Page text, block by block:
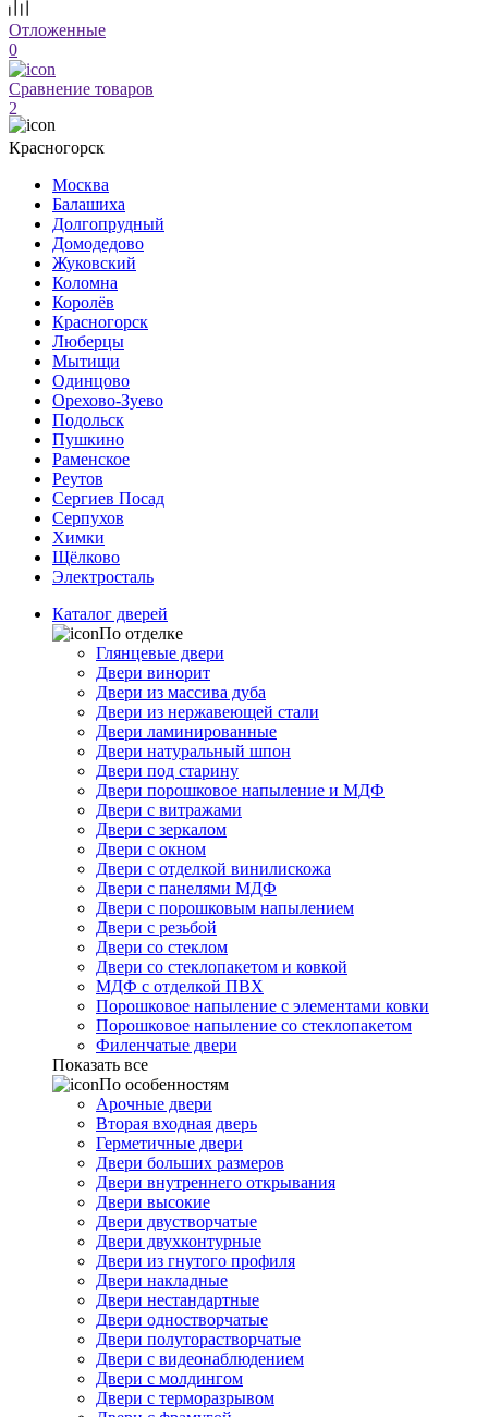
Отложенные
0
Сравнение товаров
2
Красногорск
Москва
Балашиха
Долгопрудный
Домодедово
Жуковский
Коломна
Королёв
Красногорск
Люберцы
Мытищи
Одинцово
Орехово-Зуево
Подольск
Пушкино
Раменское
Реутов
Сергиев Посад
Серпухов
Химки
Щёлково
Электросталь
Каталог дверей
По отделке
Глянцевые двери
Двери винорит
Двери из массива дуба
Двери из нержавеющей стали
Двери ламинированные
Двери натуральный шпон
Двери под старину
Двери порошковое напыление и МДФ
Двери с витражами
Двери с зеркалом
Двери с окном
Двери с отделкой винилискожа
Двери с панелями МДФ
Двери с порошковым напылением
Двери с резьбой
Двери со стеклом
Двери со стеклопакетом и ковкой
МДФ с отделкой ПВХ
Порошковое напыление с элементами ковки
Порошковое напыление со стеклопакетом
Филенчатые двери
Показать все
По особенностям
Арочные двери
Вторая входная дверь
Герметичные двери
Двери больших размеров
Двери внутреннего открывания
Двери высокие
Двери двустворчатые
Двери двухконтурные
Двери из гнутого профиля
Двери накладные
Двери нестандартные
Двери одностворчатые
Двери полуторастворчатые
Двери с видеонаблюдением
Двери с молдингом
Двери с терморазрывом